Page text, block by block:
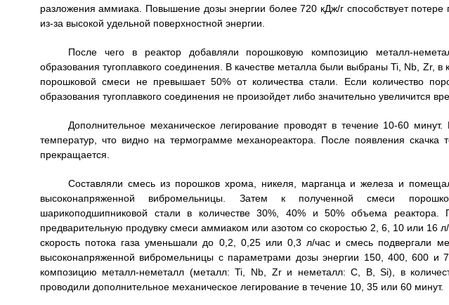
разложения аммиака. Повышение дозы энергии более 720 кДж/г способствует потере
из-за высокой удельной поверхностной энергии.
После чего в реактор добавляли порошковую композицию металл-
образования тугоплавкого соединения. В качестве металла были выбраны Ti, Nb, Zr, в
порошковой смеси не превышает 50% от количества стали. Если количество
образования тугоплавкого соединения не произойдет либо значительно увеличится
Дополнительное механическое легирование проводят в течение 10-60
температур, что видно на термограмме механореактора. После появления скачка
прекращается.
Составляли смесь из порошков хрома, никеля, марганца и железа и
высоконапряженной вибромельницы. Затем к полученной смеси
шарикоподшипниковой стали в количестве 30%, 40% и 50% объема реактора.
предварительную продувку смеси аммиаком или азотом со скоростью 2, 6, 10 или 16
скорость потока газа уменьшали до 0,2, 0,25 или 0,3 л/час и смесь подвергали
высоконапряженной вибромельницы с параметрами дозы энергии 150, 400, 600 и
композицию металл-неметалл (металл: Ti, Nb, Zr и неметалл: С, В, Si), в
проводили дополнительное механическое легирование в течение 10, 35 или 60 минут.